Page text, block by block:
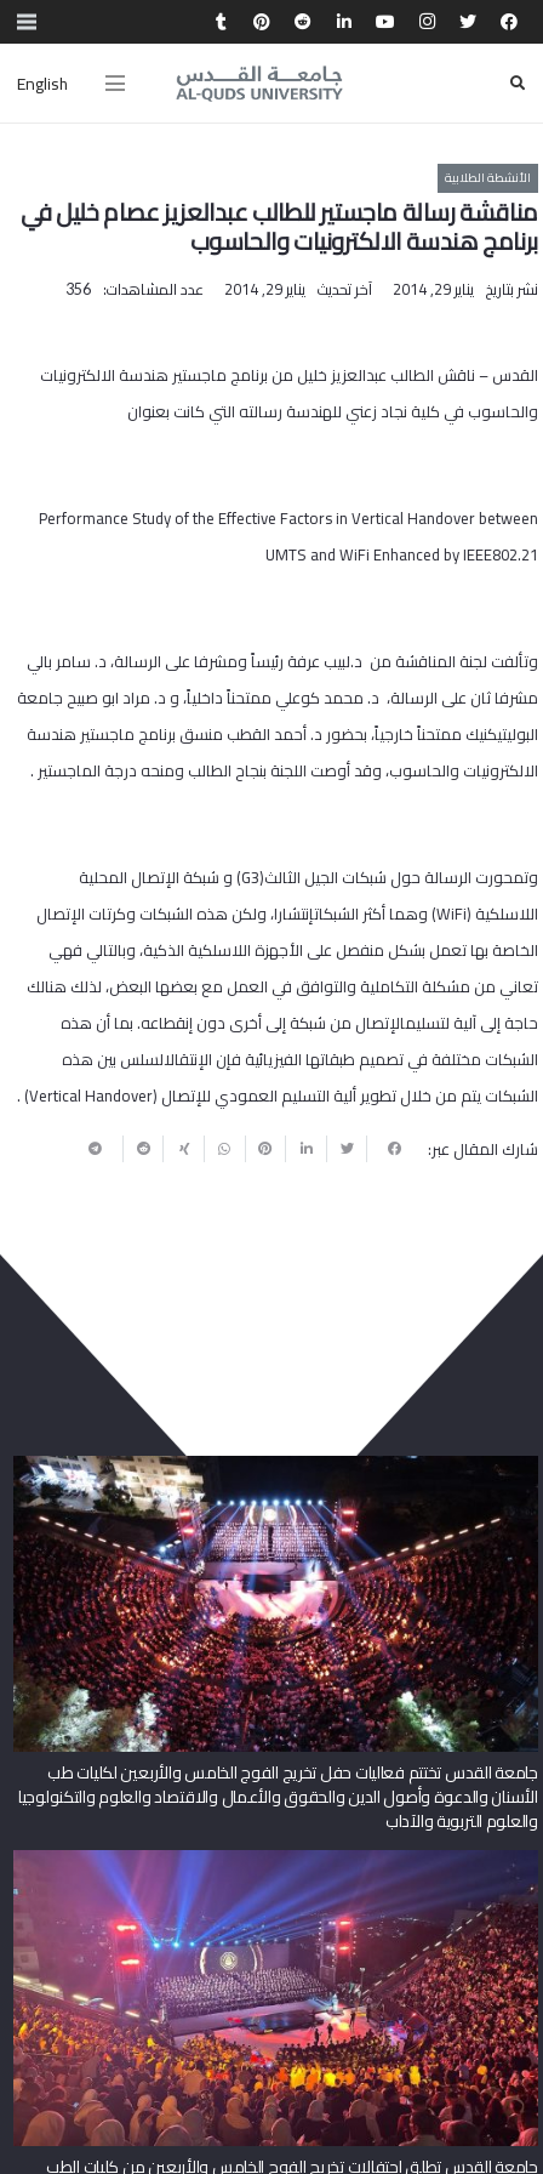
English
الأنشطة الطلابية
مناقشة رسالة ماجستير للطالب عبدالعزيز عصام خليل في
برنامج هندسة الالكترونيات والحاسوب
نشر بتاريخ يناير 29, 2014 آخر تحديث يناير 29, 2014 عدد المشاهدات: 356
القدس – ناقش الطالب عبدالعزيز خليل من برنامج ماجستير هندسة الالكترونيات
والحاسوب في كلية نجاد زعني للهندسة رسالته التي كانت بعنوان
Performance Study of the Effective Factors in Vertical Handover between
UMTS and WiFi Enhanced by IEEE802.21
وتألفت لجنة المناقشة من د.لبيب عرفة رئيساً ومشرفا على الرسالة، د. سامر بالي
مشرفا ثان على الرسالة، د. محمد كوعلي ممتحناً داخلياً، و د. مراد ابو صبيح جامعة
البوليتيكنيك ممتحناً خارجياً، بحضور د. أحمد القطب منسق برنامج ماجستير هندسة
الالكترونيات والحاسوب، وقد أوصت اللجنة بنجاح الطالب ومنحه درجة الماجستير .
وتمحورت الرسالة حول شبكات الجيل الثالث(3 G) و شبكة الإتصال المحلية
اللاسلكية (WiFi) وهما أكثر الشبكاتإنتشارا، ولكن هذه الشبكات وكرتات الإتصال
الخاصة بها تعمل بشكل منفصل على الأجهزة اللاسلكية الذكية، وبالتالي فهي
تعاني من مشكلة التكاملية والتوافق في العمل مع بعضها البعض، لذلك هنالك
حاجة إلى آلية لتسليمالإتصال من شبكة إلى أخرى دون إنقطاعه. بما أن هذه
الشبكات مختلفة في تصميم طبقاتها الفيزيائية فإن الإنتقالالسلس بين هذه
الشبكات يتم من خلال تطوير ألية التسليم العمودي للإتصال (Vertical Handover
) .
شارك المقال عبر:
جامعة القدس تختتم فعاليات حفل تخريج الفوج الخامس والأربعين لكليات طب
الأسنان والدعوة وأصول الدين والحقوق والأعمال والاقتصاد والعلوم والتكنولوجيا
والعلوم التربوية والآداب
جامعة القدس تطلق احتفالات تخريج الفوج الخامس والأربعين من كليات الطب